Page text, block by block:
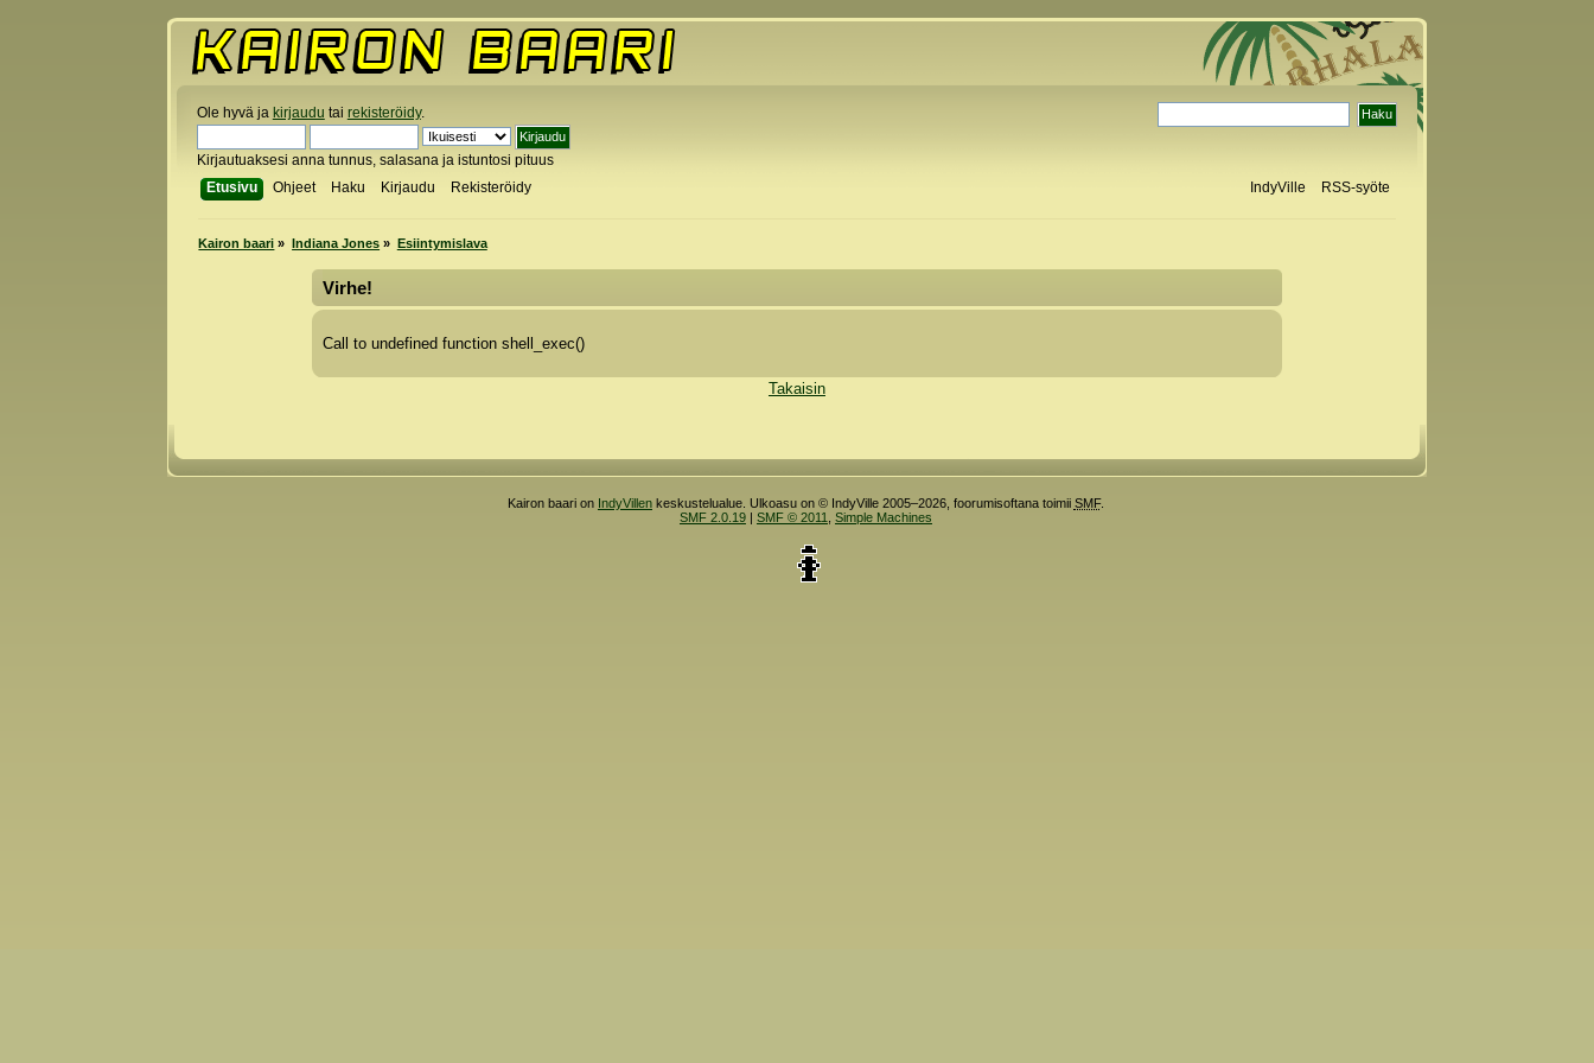
Ole hyvä ja kirjaudu tai rekisteröidy.
Kirjautuaksesi anna tunnus, salasana ja istuntosi pituus
Etusivu
Ohjeet Haku Kirjaudu Rekisteröidy IndyVille RSS-syöte
Kairon baari » Indiana Jones » Esiintymislava
Virhe!
Call to undefined function shell_exec()
Takaisin
Kairon baari on IndyVillenkeskustelualue. Ulkoasu on © IndyVille 2005–2026, foorumisoftana toimii SMF.
SMF 2.0.19| SMF © 2011 Simple Machines